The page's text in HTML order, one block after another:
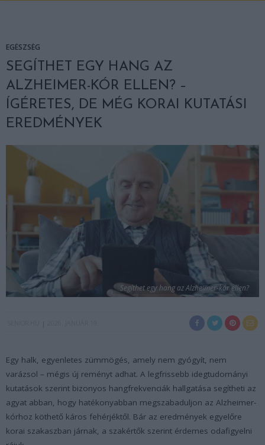
EGÉSZSÉG
SEGÍTHET EGY HANG AZ
ALZHEIMER-KÓR ELLEN? –
ÍGÉRETES, DE MÉG KORAI KUTATÁSI
EREDMÉNYEK
Segíthet egy hang az Alzheimer-kór ellen?
Egy halk, egyenletes zümmögés, amely nem gyógyít, nem
varázsol – mégis új reményt adhat. A legfrissebb idegtudományi
kutatások szerint bizonyos hangfrekvenciák hallgatása segítheti az
agyat abban, hogy hatékonyabban megszabaduljon az Alzheimer-
kórhoz köthető káros fehérjéktől. Bár az eredmények egyelőre
korai szakaszban járnak, a szakértők szerint érdemes odafigyelni